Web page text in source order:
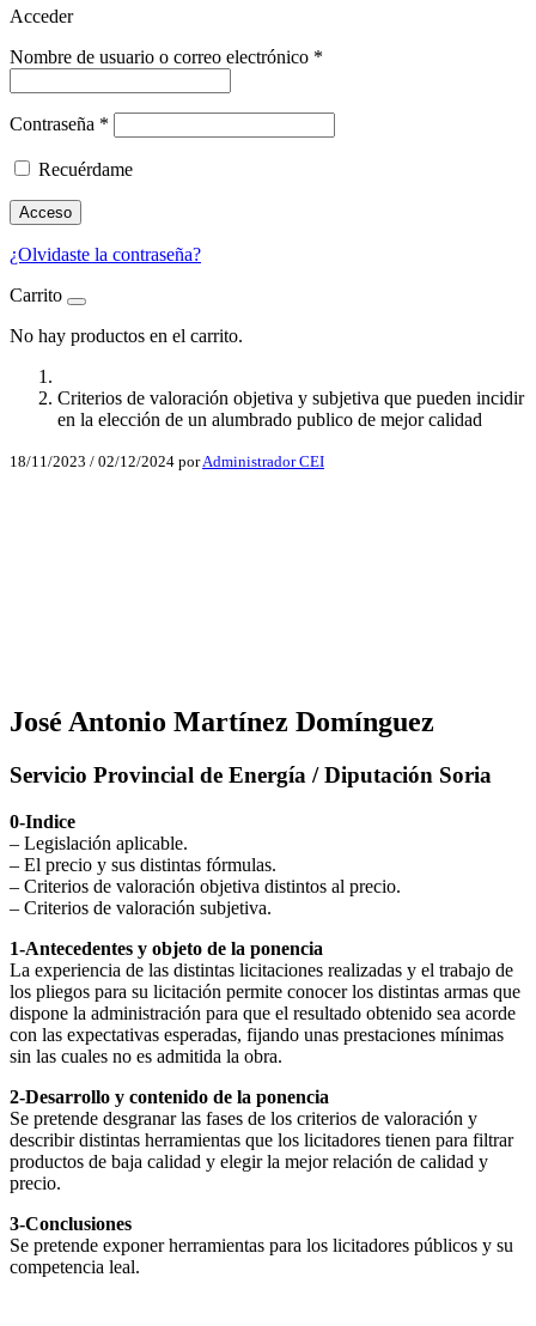
Acceder
Nombre de usuario o correo electrónico *
Contraseña *
Recuérdame
Acceso
¿Olvidaste la contraseña?
Carrito
No hay productos en el carrito.
Criterios de valoración objetiva y subjetiva que pueden incidir
en la elección de un alumbrado publico de mejor calidad
18/11/2023 / 02/12/2024 porAdministrador CEI
José Antonio Martínez Domínguez
Servicio Provincial de Energía / Diputación Soria
0-Indice
– Legislación aplicable.
– El precio y sus distintas fórmulas.
– Criterios de valoración objetiva distintos al precio.
– Criterios de valoración subjetiva.
1-Antecedentes y objeto de la ponencia
La experiencia de las distintas licitaciones realizadas y el trabajo de
los pliegos para su licitación permite conocer los distintas armas que
dispone la administración para que el resultado obtenido sea acorde
con las expectativas esperadas, fijando unas prestaciones mínimas
sin las cuales no es admitida la obra.
2-Desarrollo y contenido de la ponencia
Se pretende desgranar las fases de los criterios de valoración y
describir distintas herramientas que los licitadores tienen para filtrar
productos de baja calidad y elegir la mejor relación de calidad y
precio.
3-Conclusiones
Se pretende exponer herramientas para los licitadores públicos y su
competencia leal.